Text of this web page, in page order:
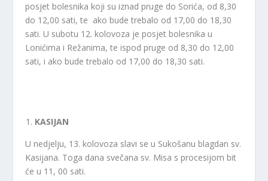
posjet bolesnika koji su iznad pruge do Sorića, od 8,30
do 12,00 sati, te ako bude trebalo od 17,00 do 18,30
sati. U subotu 12. kolovoza je posjet bolesnika u
Lonićima i Režanima, te ispod pruge od 8,30 do 12,00
sati, i ako bude trebalo od 17,00 do 18,30 sati.
KASIJAN
U nedjelju, 13. kolovoza slavi se u Sukošanu blagdan sv.
Kasijana. Toga dana svečana sv. Misa s procesijom bit
će u 11, 00 sati.